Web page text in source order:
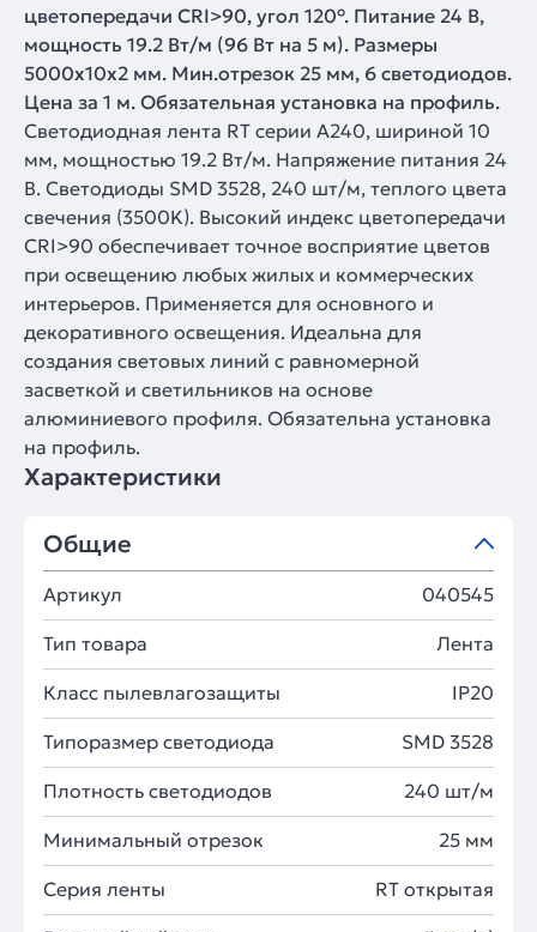
цветопередачи CRI>90, угол 120°. Питание 24 В,
мощность 19.2 Вт/м (96 Вт на 5 м). Размеры
5000x10x2 мм. Мин.отрезок 25 мм, 6 светодиодов.
Цена за 1 м. Обязательная установка на профиль.
Светодиодная лента RT серии A240, шириной 10
мм, мощностью 19.2 Вт/м. Напряжение питания 24
В. Светодиоды SMD 3528, 240 шт/м, теплого цвета
свечения (3500K). Высокий индекс цветопередачи
CRI>90 обеспечивает точное восприятие цветов
при освещению любых жилых и коммерческих
интерьеров. Применяется для основного и
декоративного освещения. Идеальна для
создания световых линий с равномерной
засветкой и светильников на основе
алюминиевого профиля. Обязательна установка
на профиль.
Характеристики
Общие
Артикул 040545
Тип товара Лента
Класс пылевлагозащиты IP20
Типоразмер светодиода SMD 3528
Плотность светодиодов 240 шт/м
Минимальный отрезок 25 мм
Серия ленты RT открытая